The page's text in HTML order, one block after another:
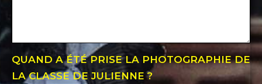
QUAND A ÉTÉ PRISE LA PHOTOGRAPHIE DE
LA CLASSE DE JULIENNE ?